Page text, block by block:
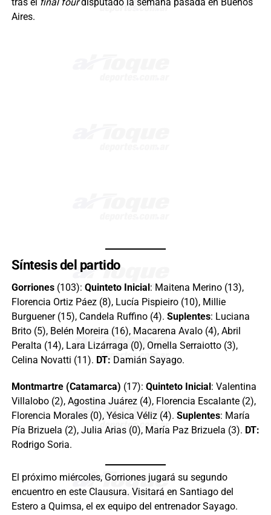
Aires.
Síntesis del partido
Gorriones (103): Quinteto Inicial: Maitena Merino (13),
Florencia Ortiz Páez (8), Lucía Pispieiro (10), Millie
Burguener (15), Candela Ruffino (4). Suplentes: Luciana
Brito (5), Belén Moreira (16), Macarena Avalo (4), Abril
Peralta (14), Lara Lizárraga (0), Ornella Serraiotto (3),
Celina Novatti (11). DT: Damián Sayago.
Montmartre (Catamarca) (17): Quinteto Inicial: Valentina
Villalobo (2), Agostina Juárez (4), Florencia Escalante (2),
Florencia Morales (0), Yésica Véliz (4). Suplentes: María
Pía Brizuela (2), Julia Arias (0), María Paz Brizuela (3). DT:
Rodrigo Soria.
El próximo miércoles, Gorriones jugará su segundo
encuentro en este Clausura. Visitará en Santiago del
Estero a Quimsa, el ex equipo del entrenador Sayago.